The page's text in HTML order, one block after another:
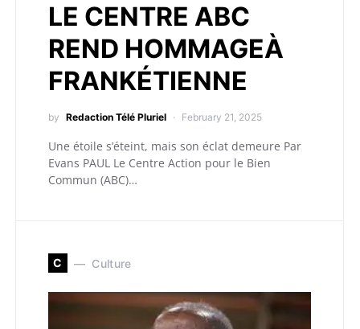
LE CENTRE ABC
REND HOMMAGEÀ
FRANKÉTIENNE
by Redaction Télé Pluriel February 21, 2025
Une étoile s’éteint, mais son éclat demeure Par
Evans PAUL Le Centre Action pour le Bien
Commun (ABC)…
C Culture